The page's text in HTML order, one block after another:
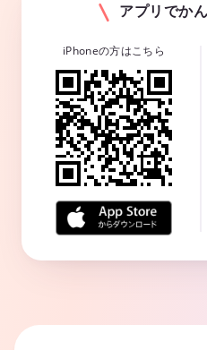
アプリでか
iPhoneの方はこちら